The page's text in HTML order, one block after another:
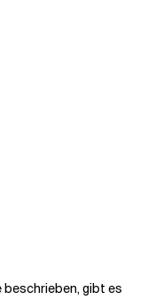
beschrieben, gibt es